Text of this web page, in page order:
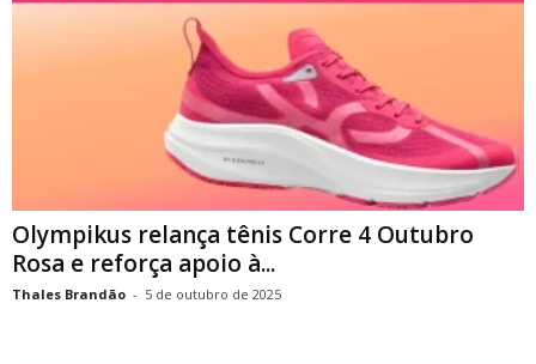
Olympikus relança tênis Corre 4 Outubro
Rosa e reforça apoio à...
Thales Brandão - 5 de outubro de 2025